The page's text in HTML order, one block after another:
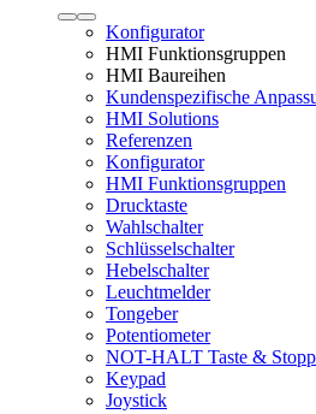
Konfigurator
HMI Funktionsgruppen
HMI Baureihen
Kundenspezifische
HMI Solutions
Referenzen
Konfigurator
HMI Funktionsgruppen
Drucktaste
Wahlschalter
Schlüsselschalter
Hebelschalter
Leuchtmelder
Tongeber
Potentiometer
NOT-HALT Taste & Stopp
Keypad
Joystick